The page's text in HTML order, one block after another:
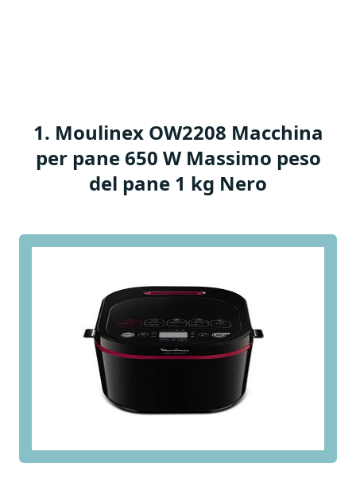
1. Moulinex OW2208 Macchina
per pane 650 W Massimo peso
del pane 1 kg Nero